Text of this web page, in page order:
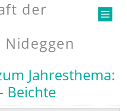
der
Jahresthema:
Beichte